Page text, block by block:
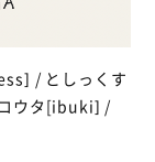
/ としっくす
ウタ[ibuki] /